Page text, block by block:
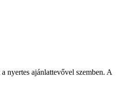
nyertes ajánlattevővel szemben. A